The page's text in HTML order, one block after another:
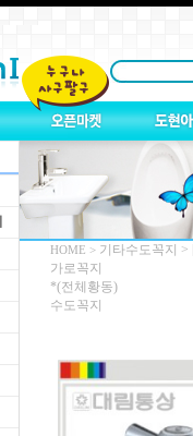
HOME > 기타수도꼭지 >
가로꼭지
*(전체황동)
수도꼭지